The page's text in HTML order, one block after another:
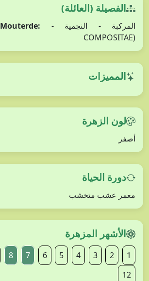
الفصيلة (العائلة)
المركبة - النجمية - ASTERACEA ( Mouterde:
COMPOSITAE)
المميزات
لون الزهرة
أصفر
دورة الحياة
معمر عشب متخشب
الأشهر المزهرة
1
2
3
4
5
6
7
8
12